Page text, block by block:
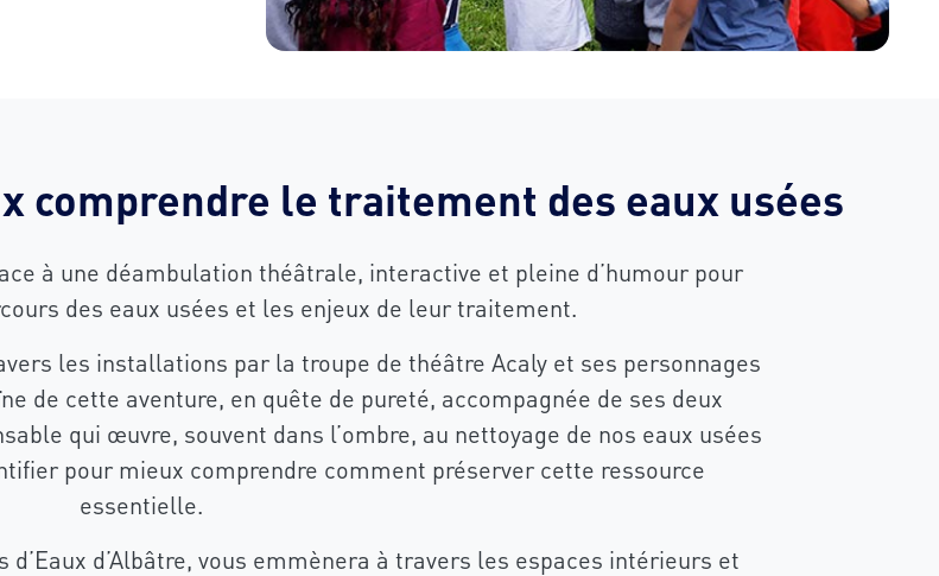
comprendre le traitement des eaux usées
à une déambulation théâtrale, interactive et pleine d’humour pour
des eaux usées et les enjeux de leur traitement.
les installations par la troupe de théâtre Acaly et ses personnages
de cette aventure, en quête de pureté, accompagnée de ses deux
qui œuvre, souvent dans l’ombre, au nettoyage de nos eaux usées
pour mieux comprendre comment préserver cette ressource
essentielle.
d’Albâtre, vous emmènera à travers les espaces intérieurs et